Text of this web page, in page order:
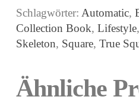
Schlagwörter: Automatic,
Collection Book, Lifestyle,
Skeleton, Square, True
Ähnliche